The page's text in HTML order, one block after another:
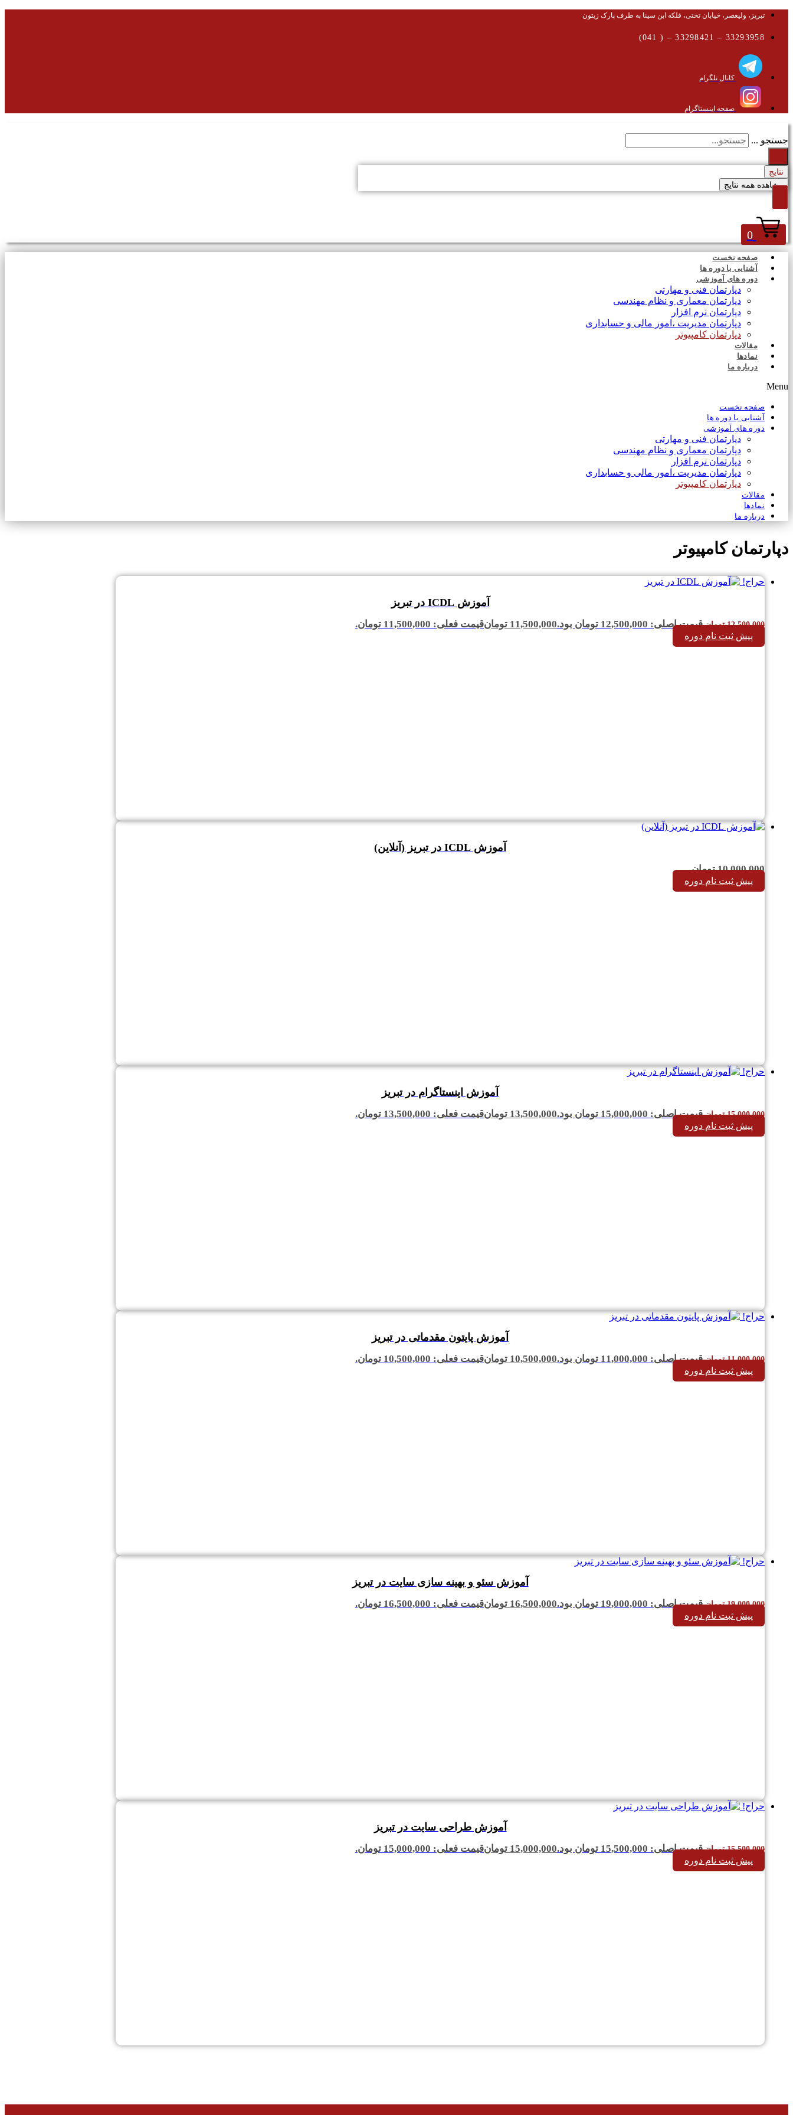
تبریز، ولیعصر، خیابان تختی، فلکه ابن سینا به طرف پارک زیتون
33293958 – 33298421 – ( 041)
کانال تلگرام
صفحه اینستاگرام
جستجو ...
نتایج
مشاهده همه نتایج
0
صفحه نخست
آشنایی با دوره ها
دوره های آموزشی
دپارتمان فنی و مهارتی
دپارتمان معماری و نظام مهندسی
دپارتمان نرم افزار
دپارتمان مدیریت ،امور مالی و حسابداری
دپارتمان کامپیوتر
مقالات
نمادها
درباره ما
Menu
صفحه نخست
آشنایی با دوره ها
دوره های آموزشی
دپارتمان فنی و مهارتی
دپارتمان معماری و نظام مهندسی
دپارتمان نرم افزار
دپارتمان مدیریت ،امور مالی و حسابداری
دپارتمان کامپیوتر
مقالات
نمادها
درباره ما
دپارتمان کامپیوتر
حراج!
آموزش ICDL در تبریز
12,500,000 تومان قیمت اصلی: 12,500,000 تومان بود. 11,500,000 تومانقیمت فعلی: 11,500,000 تومان.
پیش ثبت نام دوره
آموزش ICDL در تبریز (آنلاین)
10,000,000 تومان
پیش ثبت نام دوره
حراج!
آموزش اینستاگرام در تبریز
15,000,000 تومان قیمت اصلی: 15,000,000 تومان بود. 13,500,000 تومانقیمت فعلی: 13,500,000 تومان.
پیش ثبت نام دوره
حراج!
آموزش پایتون مقدماتی در تبریز
11,000,000 تومان قیمت اصلی: 11,000,000 تومان بود. 10,500,000 تومانقیمت فعلی: 10,500,000 تومان.
پیش ثبت نام دوره
حراج!
آموزش سئو و بهینه سازی سایت در تبریز
19,000,000 تومان قیمت اصلی: 19,000,000 تومان بود. 16,500,000 تومانقیمت فعلی: 16,500,000 تومان.
پیش ثبت نام دوره
حراج!
آموزش طراحی سایت در تبریز
15,500,000 تومان قیمت اصلی: 15,500,000 تومان بود. 15,000,000 تومانقیمت فعلی: 15,000,000 تومان.
پیش ثبت نام دوره